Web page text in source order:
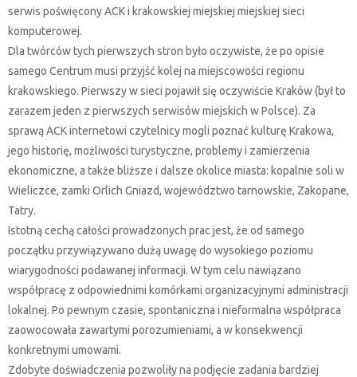
serwis poświęcony ACK i krakowskiej miejskiej miejskiej sieci
komputerowej.
Dla twórców tych pierwszych stron było oczywiste, że po opisie
samego Centrum musi przyjść kolej na miejscowości regionu
krakowskiego. Pierwszy w sieci pojawił się oczywiście Kraków (był to
zarazem jeden z pierwszych serwisów miejskich w Polsce). Za
sprawą ACK internetowi czytelnicy mogli poznać kulturę Krakowa,
jego historię, możliwości turystyczne, problemy i zamierzenia
ekonomiczne, a także bliższe i dalsze okolice miasta: kopalnie soli w
Wieliczce, zamki Orlich Gniazd, województwo tarnowskie, Zakopane,
Tatry.
Istotną cechą całości prowadzonych prac jest, że od samego
początku przywiązywano dużą uwagę do wysokiego poziomu
wiarygodności podawanej informacji. W tym celu nawiązano
współpracę z odpowiednimi komórkami organizacyjnymi administracji
lokalnej. Po pewnym czasie, spontaniczna i nieformalna współpraca
zaowocowała zawartymi porozumieniami, a w konsekwencji
konkretnymi umowami.
Zdobyte doświadczenia pozwoliły na podjęcie zadania bardziej